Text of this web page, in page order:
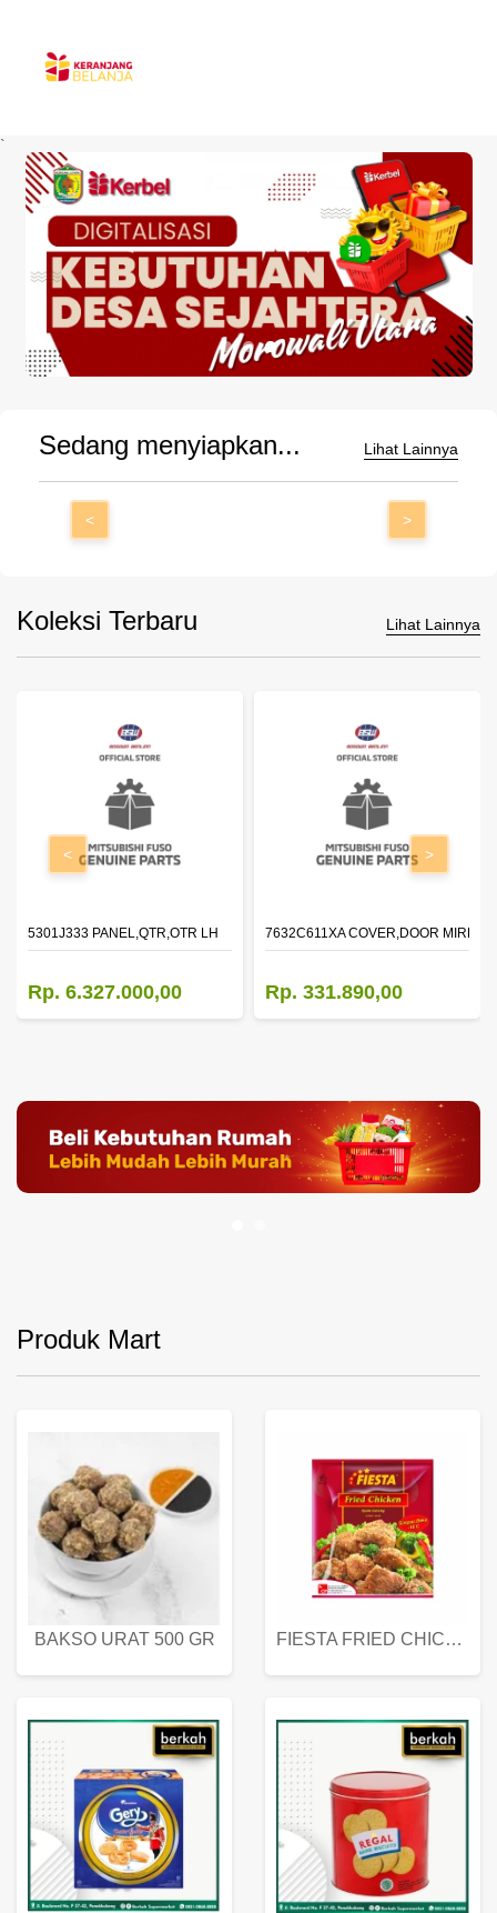
`
Sedang menyiapkan... Lihat Lainnya
< >
Koleksi Terbaru Lihat Lainnya
5301J333 PANEL,QTR,OTR LH
Rp. 6.327.000,00
7632C611XA COVER,DOOR
Rp. 331.890,00
< >
Produk Mart
BAKSO URAT 500 GR FIESTA FRIED CHICKEN 500 GR